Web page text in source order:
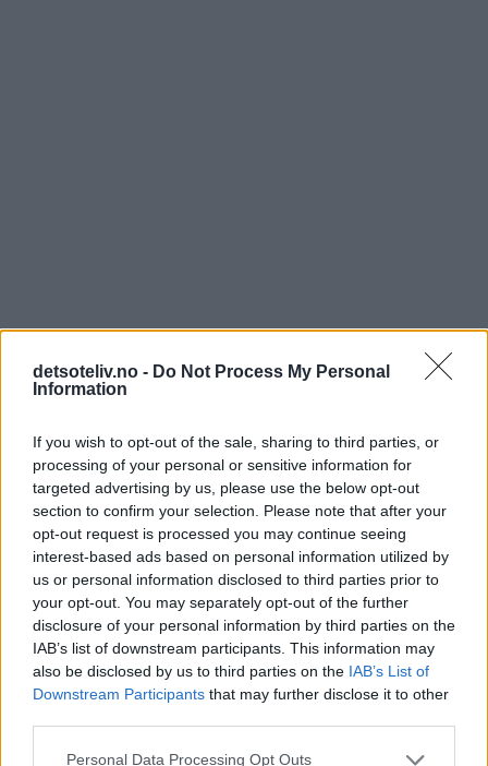
detsoteliv.no - Do Not Process My Personal
Information
If you wish to opt-out of the sale, sharing to third parties, or
processing of your personal or sensitive information for
targeted advertising by us, please use the below opt-out
section to confirm your selection. Please note that after your
opt-out request is processed you may continue seeing
interest-based ads based on personal information utilized by
us or personal information disclosed to third parties prior to
your opt-out. You may separately opt-out of the further
disclosure of your personal information by third parties on the
IAB’s list of downstream participants. This information may
also be disclosed by us to third parties on the IAB’s List of
Downstream Participants that may further disclose it to other
Personal Data Processing Opt Outs
3 kommentarer
Elise - 07.12.2022 - 21:09
Veldig gode småkaker - som jeg aldri hadde hørt om. Ny
julefavoritt!
Kristine - Det søte liv - 15.01.2023 - 19:59
Som
svar
Så hyggelig å høre! :-)
Svar